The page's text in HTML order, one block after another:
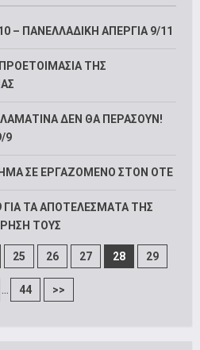
– ΠΑΝΕΛΛΑΔΙΚΗ ΑΠΕΡΓΙΑ 9/11
ΤΗΣ
ΔΕΝ ΘΑ ΠΕΡΑΣΟΥΝ!
9
ΣΕ ΕΡΓΑΖΟΜΕΝΟ ΣΤΟΝ ΟΤΕ
ΤΑ ΑΠΟΤΕΛΕΣΜΑΤΑ ΤΗΣ
ΤΟΥΣ
25 26 27 28 29
... 44 >>